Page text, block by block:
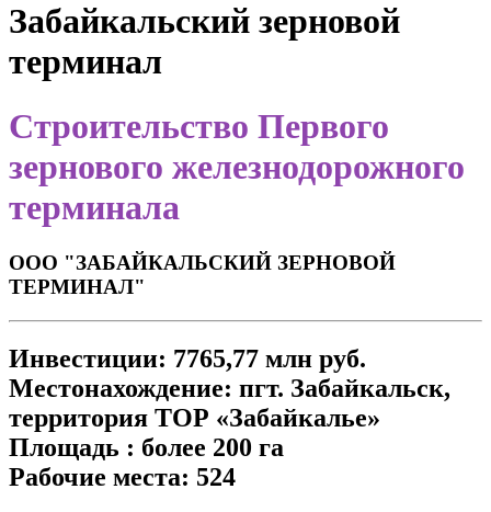
Забайкальский зерновой
терминал
Строительство Первого
зернового железнодорожного
терминала
ООО "ЗАБАЙКАЛЬСКИЙ ЗЕРНОВОЙ
ТЕРМИНАЛ"
Инвестиции: 7765,77 млн руб.
Местонахождение: пгт. Забайкальск,
территория ТОР «Забайкалье»
Площадь : более 200 га
Рабочие места: 524